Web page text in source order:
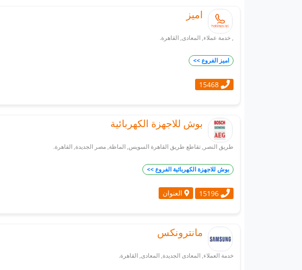
اميز
, خدمة عملاء, المعادى, القاهرة.
اميز الفروع >>
15468
بوش للاجهزة الكهربائية
طريق النصر, تقاطع طريق القاهرة السويس, الماظة, مصر الجديدة, القاهرة.
بوش للاجهزة الكهربائية الفروع >>
15196 العنوان
مانترونكس
خدمة العملاء, المعادى الجديدة, المعادى, القاهرة.